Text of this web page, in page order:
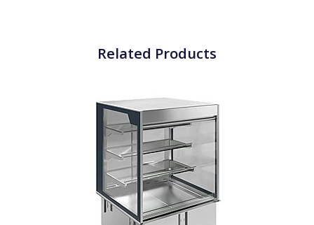
Related Products